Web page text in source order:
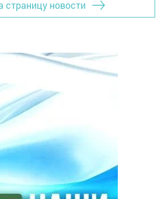
страницу новости